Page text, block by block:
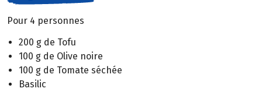
Pour 4 personnes
200 g de Tofu
100 g de Olive noire
100 g de Tomate séchée
Basilic